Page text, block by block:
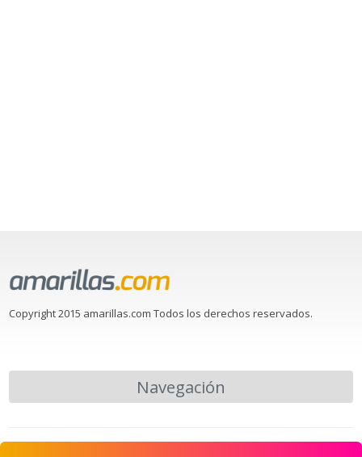
Copyright 2015 amarillas.com Todos los derechos reservados.
Navegación